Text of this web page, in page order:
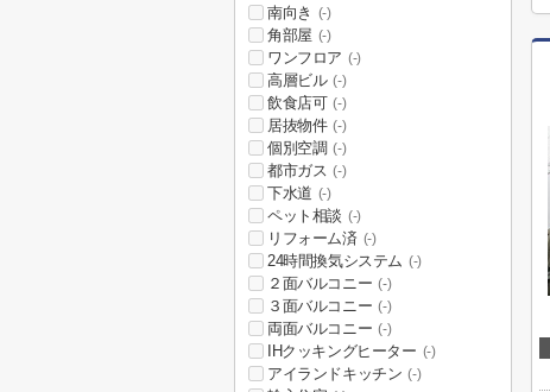
南向き (-)
角部屋 (-)
ワンフロア (-)
高層ビル (-)
飲食店可 (-)
居抜物件 (-)
個別空調 (-)
都市ガス (-)
下水道 (-)
ペット相談 (-)
リフォーム済 (-)
24時間換気システム (-)
２面バルコニー (-)
３面バルコニー (-)
両面バルコニー (-)
IHクッキングヒーター (-)
アイランドキッチン (-)